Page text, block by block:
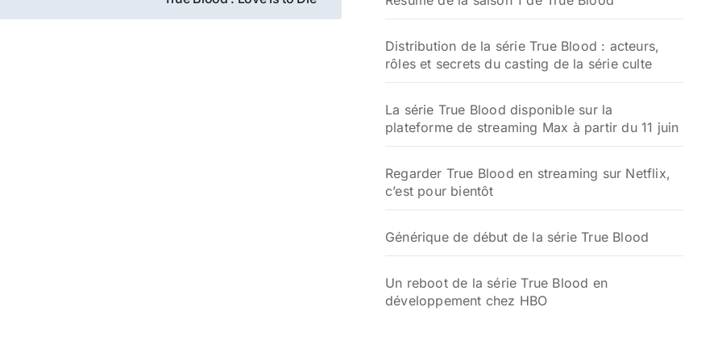
Distribution de la série True Blood : acteurs,
rôles et secrets du casting de la série culte
La série True Blood disponible sur la
plateforme de streaming Max à partir du 11 juin
Regarder True Blood en streaming sur Netflix,
c’est pour bientôt
Générique de début de la série True Blood
Un reboot de la série True Blood en
développement chez HBO